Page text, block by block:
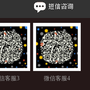
客服3 微信客服4